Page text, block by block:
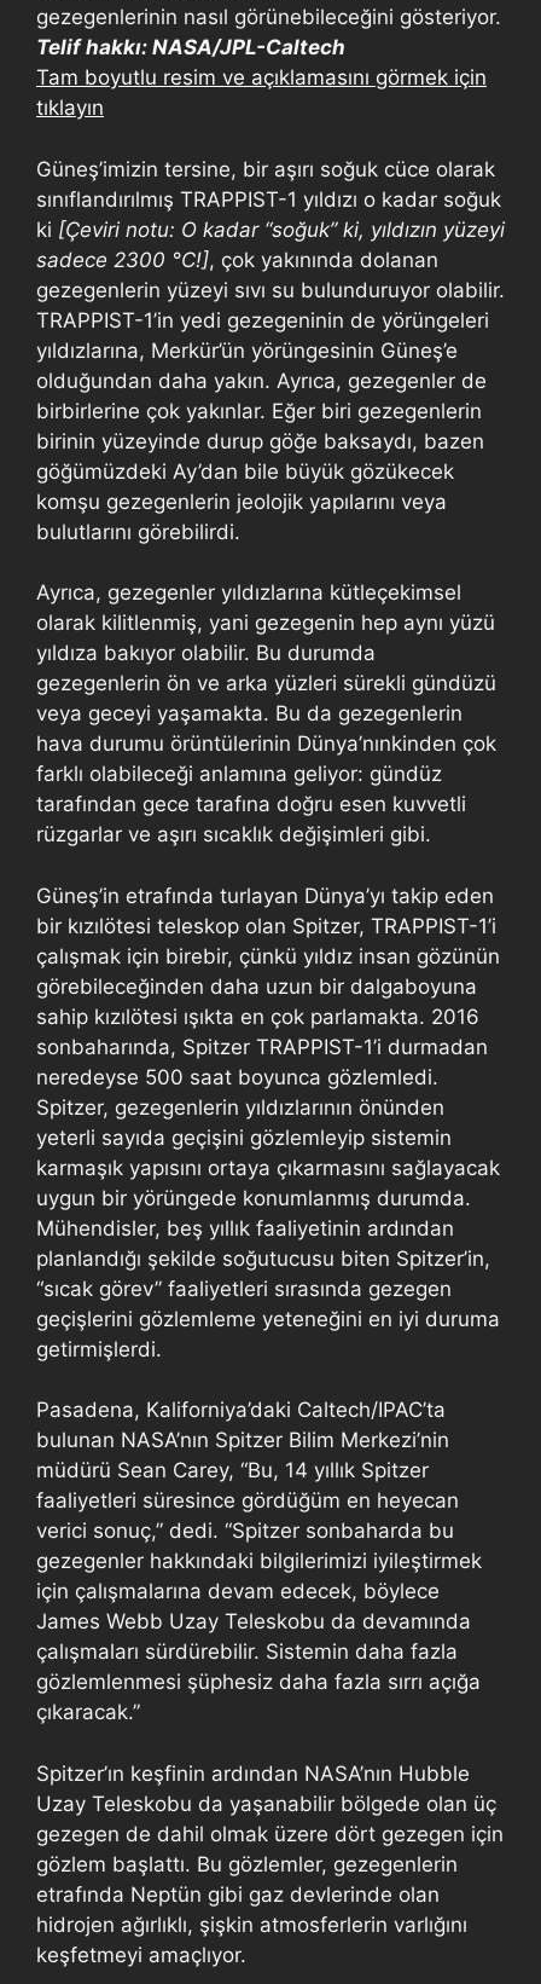
gezegenlerinin nasıl görünebileceğini gösteriyor.
Telif hakkı: NASA/JPL-Caltech
Tam boyutlu resim ve açıklamasını görmek için
tıklayın
Güneş’imizin tersine, bir aşırı soğuk cüce olarak
sınıflandırılmış TRAPPIST-1 yıldızı o kadar soğuk
ki [Çeviri notu: O kadar “soğuk” ki, yıldızın yüzeyi
sadece 2300 °C!], çok yakınında dolanan
gezegenlerin yüzeyi sıvı su bulunduruyor olabilir.
TRAPPIST-1’in yedi gezegeninin de yörüngeleri
yıldızlarına, Merkür’ün yörüngesinin Güneş’e
olduğundan daha yakın. Ayrıca, gezegenler de
birbirlerine çok yakınlar. Eğer biri gezegenlerin
birinin yüzeyinde durup göğe baksaydı, bazen
göğümüzdeki Ay’dan bile büyük gözükecek
komşu gezegenlerin jeolojik yapılarını veya
bulutlarını görebilirdi.
Ayrıca, gezegenler yıldızlarına kütleçekimsel
olarak kilitlenmiş, yani gezegenin hep aynı yüzü
yıldıza bakıyor olabilir. Bu durumda
gezegenlerin ön ve arka yüzleri sürekli gündüzü
veya geceyi yaşamakta. Bu da gezegenlerin
hava durumu örüntülerinin Dünya’nınkinden çok
farklı olabileceği anlamına geliyor: gündüz
tarafından gece tarafına doğru esen kuvvetli
rüzgarlar ve aşırı sıcaklık değişimleri gibi.
Güneş’in etrafında turlayan Dünya’yı takip eden
bir kızılötesi teleskop olan Spitzer, TRAPPIST-1’i
çalışmak için birebir, çünkü yıldız insan gözünün
görebileceğinden daha uzun bir dalgaboyuna
sahip kızılötesi ışıkta en çok parlamakta. 2016
sonbaharında, Spitzer TRAPPIST-1’i durmadan
neredeyse 500 saat boyunca gözlemledi.
Spitzer, gezegenlerin yıldızlarının önünden
yeterli sayıda geçişini gözlemleyip sistemin
karmaşık yapısını ortaya çıkarmasını sağlayacak
uygun bir yörüngede konumlanmış durumda.
Mühendisler, beş yıllık faaliyetinin ardından
planlandığı şekilde soğutucusu biten Spitzer’in,
“sıcak görev” faaliyetleri sırasında gezegen
geçişlerini gözlemleme yeteneğini en iyi duruma
getirmişlerdi.
Pasadena, Kaliforniya’daki Caltech/IPAC’ta
bulunan NASA’nın Spitzer Bilim Merkezi’nin
müdürü Sean Carey, “Bu, 14 yıllık Spitzer
faaliyetleri süresince gördüğüm en heyecan
verici sonuç,” dedi. “Spitzer sonbaharda bu
gezegenler hakkındaki bilgilerimizi iyileştirmek
için çalışmalarına devam edecek, böylece
James Webb Uzay Teleskobu da devamında
çalışmaları sürdürebilir. Sistemin daha fazla
gözlemlenmesi şüphesiz daha fazla sırrı açığa
çıkaracak.”
Spitzer’ın keşfinin ardından NASA’nın Hubble
Uzay Teleskobu da yaşanabilir bölgede olan üç
gezegen de dahil olmak üzere dört gezegen için
gözlem başlattı. Bu gözlemler, gezegenlerin
etrafında Neptün gibi gaz devlerinde olan
hidrojen ağırlıklı, şişkin atmosferlerin varlığını
keşfetmeyi amaçlıyor.